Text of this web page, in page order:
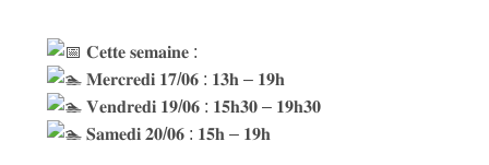
𝐂𝐞𝐭𝐭𝐞 𝐬𝐞𝐦𝐚𝐢𝐧𝐞 :
𝐌𝐞𝐫𝐜𝐫𝐞𝐝𝐢 𝟏𝟕/𝟎𝟔 : 𝟏𝟑𝐡 – 𝟏𝟗𝐡
𝐕𝐞𝐧𝐝𝐫𝐞𝐝𝐢 𝟏𝟗/𝟎𝟔 : 𝟏𝟓𝐡𝟑𝟎 – 𝟏𝟗𝐡𝟑𝟎
𝐒𝐚𝐦𝐞𝐝𝐢 𝟐𝟎/𝟎𝟔 : 𝟏𝟓𝐡 – 𝟏𝟗𝐡